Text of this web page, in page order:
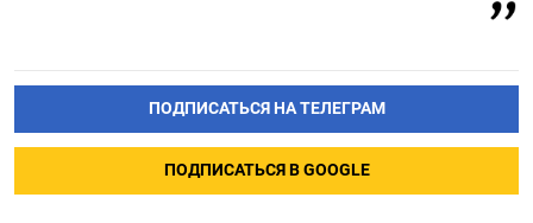
ПОДПИСАТЬСЯ НА ТЕЛЕГРАМ
ПОДПИСАТЬСЯ В GOOGLE